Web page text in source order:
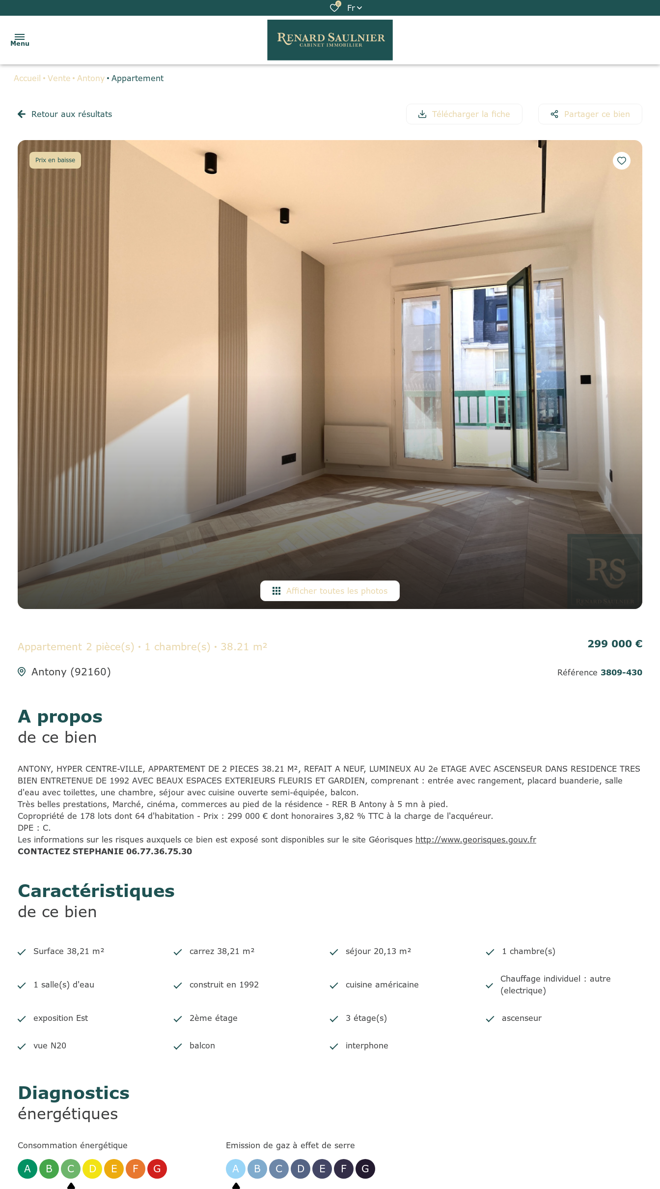
0 Fr
Menu
VENTES
BIENS
VENDUS
GESTION
Accueil Vente Antony Appartement
Retour aux résultats Télécharger la fiche Partager ce bien
Prix en baisse
Afficher toutes les photos
Appartement 2 pièce(s) 1 chambre(s)
38.21 m²
Antony (92160)
299 000 €
Référence 3809-430
A propos
de ce bien
ANTONY, HYPER CENTRE-VILLE, APPARTEMENT DE 2 PIECES 38.21 M², REFAIT A NEUF, LUMINEUX AU 2e ETAGE AVEC ASCENSEUR DANS RESIDENCE TRES
BIEN ENTRETENUE DE 1992 AVEC BEAUX ESPACES EXTERIEURS FLEURIS ET GARDIEN, comprenant : entrée avec rangement, placard buanderie, salle
d'eau avec toilettes, une chambre, séjour avec cuisine ouverte semi-équipée, balcon.
Très belles prestations, Marché, cinéma, commerces au pied de la résidence - RER B Antony à 5 mn à pied.
Copropriété de 178 lots dont 64 d'habitation - Prix : 299 000 € dont honoraires 3,82 % TTC à la charge de l'acquéreur.
DPE : C.
Les informations sur les risques auxquels ce bien est exposé sont disponibles sur le site Géorisques http://www.georisques.gouv.fr
CONTACTEZ STEPHANIE 06.77.36.75.30
Caractéristiques
de ce bien
Surface 38,21 m² carrez 38,21 m² séjour 20,13 m² 1 chambre(s)
1 salle(s) d'eau construit en 1992 cuisine américaine
Chauffage individuel : autre
(electrique)
exposition Est 2ème étage 3 étage(s) ascenseur
vue N20 balcon interphone
Diagnostics
énergétiques
Consommation énergétique
A B C D E F G
Emission de gaz à effet de serre
A B C D E F G